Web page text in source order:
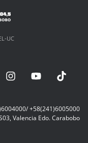
UC
+58(241)6005000
Valencia Edo. Carabobo